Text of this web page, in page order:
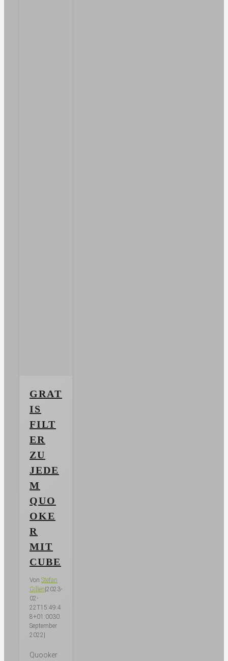
GRAT
IS
FILT
ER
ZU
JEDE
M
QUO
OKE
R
MIT
CUBE
Von Stefan
Gillen 2023-
02-
22T15:49:4
8+01:0030.
September
2022
Quooker